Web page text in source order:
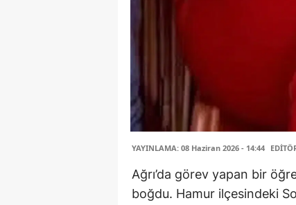
YAYINLAMA: 08 Haziran 2026 - 14:44
Ağrı’da görev yapan bir
boğdu. Hamur ilçesindeki